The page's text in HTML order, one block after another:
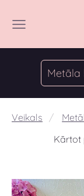
Veikals
Kārtot